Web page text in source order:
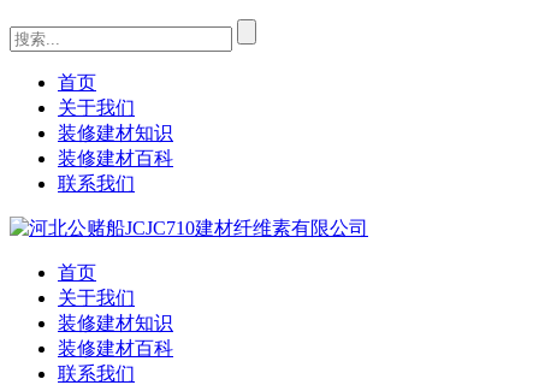
首页
关于我们
装修建材知识
装修建材百科
联系我们
首页
关于我们
装修建材知识
装修建材百科
联系我们